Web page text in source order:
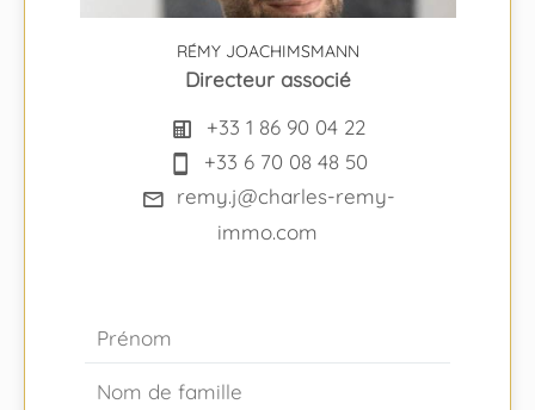
RÉMY JOACHIMSMANN
Directeur associé
+33 1 86 90 04 22
+33 6 70 08 48 50
remy.j@charles-remy-
immo.com